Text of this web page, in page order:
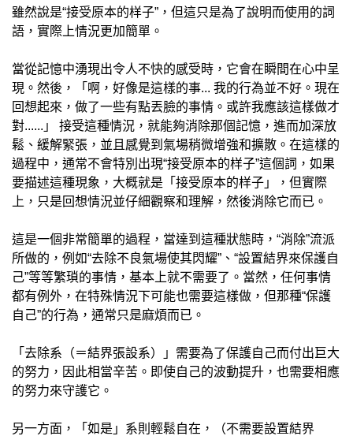
雖然說是“接受原本的样子”，但這只是為了說明而使用的詞
語，實際上情況更加簡單。
當從記憶中湧現出令人不快的感受時，它會在瞬間在心中呈
現。然後，「啊，好像是這樣的事... 我的行為並不好。現在
回想起來，做了一些有點丟臉的事情。或許我應該這樣做才
對......」 接受這種情況，就能夠消除那個記憶，進而加深放
鬆、緩解緊張，並且感覺到氣場稍微增強和擴散。在這樣的
過程中，通常不會特別出現“接受原本的样子”這個詞，如果
要描述這種現象，大概就是「接受原本的样子」，但實際
上，只是回想情況並仔細觀察和理解，然後消除它而已。
這是一個非常簡單的過程，當達到這種狀態時，“消除”流派
所做的，例如“去除不良氣場使其閃耀”、“設置結界來保護自
己”等等繁瑣的事情，基本上就不需要了。當然，任何事情
都有例外，在特殊情況下可能也需要這樣做，但那種“保護
自己”的行為，通常只是麻煩而已。
「去除系（＝結界張設系）」需要為了保護自己而付出巨大
的努力，因此相當辛苦。即使自己的波動提升，也需要相應
的努力來守護它。
另一方面，「如是」系則輕鬆自在，（不需要設置結界